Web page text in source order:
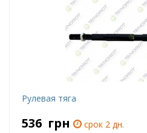
Рулевая тяга
536 грн
срок 2 дн.